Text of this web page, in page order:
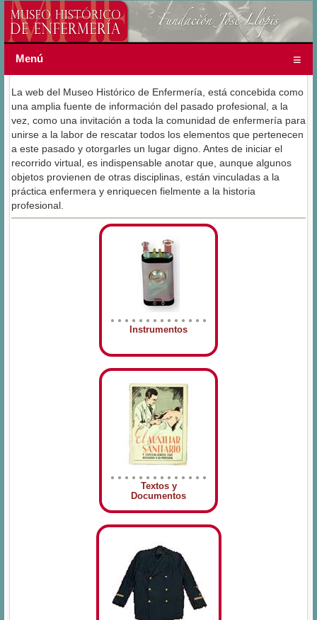
Menú
La web del Museo Histórico de Enfermería, está concebida como
una amplia fuente de información del pasado profesional, a la
vez, como una invitación a toda la comunidad de enfermería para
unirse a la labor de rescatar todos los elementos que pertenecen
a este pasado y otorgarles un lugar digno. Antes de iniciar el
recorrido virtual, es indispensable anotar que, aunque algunos
objetos provienen de otras disciplinas, están vinculadas a la
práctica enfermera y enriquecen fielmente a la historia
profesional.
Instrumentos
Textos y
Documentos